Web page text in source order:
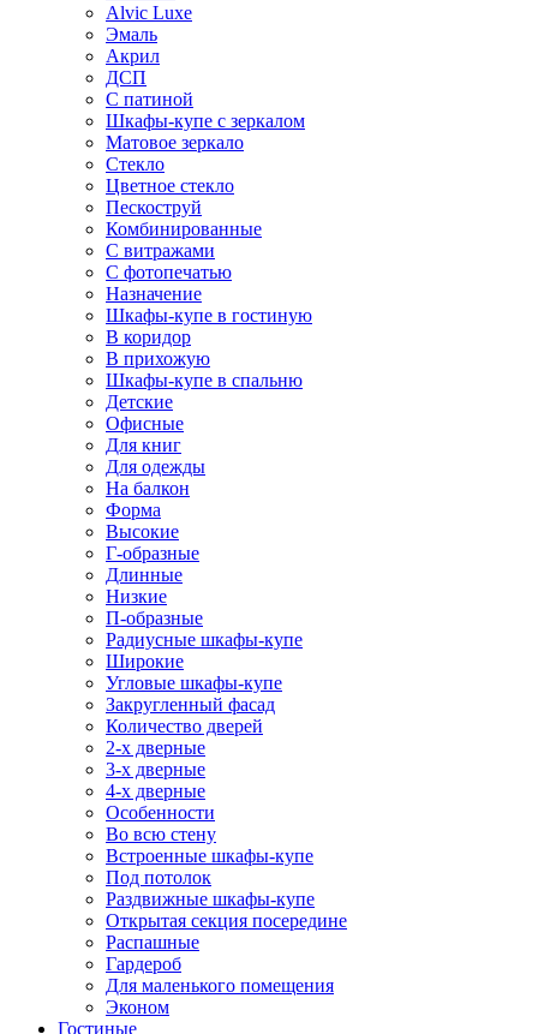
Alvic Luxe
Эмаль
Акрил
ДСП
С патиной
Шкафы-купе с зеркалом
Матовое зеркало
Стекло
Цветное стекло
Пескоструй
Комбинированные
С витражами
С фотопечатью
Назначение
Шкафы-купе в гостиную
В коридор
В прихожую
Шкафы-купе в спальню
Детские
Офисные
Для книг
Для одежды
На балкон
Форма
Высокие
Г-образные
Длинные
Низкие
П-образные
Радиусные шкафы-купе
Широкие
Угловые шкафы-купе
Закругленный фасад
Количество дверей
2-х дверные
3-х дверные
4-х дверные
Особенности
Во всю стену
Встроенные шкафы-купе
Под потолок
Раздвижные шкафы-купе
Открытая секция посередине
Распашные
Гардероб
Для маленького помещения
Эконом
Гостиные